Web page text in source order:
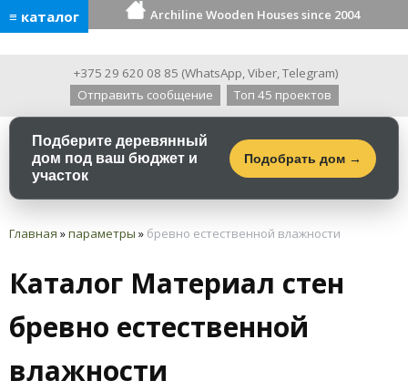
≡ каталог Archiline Wooden Houses since 2004
+375 29 620 08 85 (WhatsApp,Viber,Telegram)
Отправить сообщение
Топ 45 проектов
Подберите деревянный
дом под ваш бюджет и
участок
Подобрать дом →
Главная »параметры » бревно естественной влажности
Каталог Материал стен
бревно естественной
влажности